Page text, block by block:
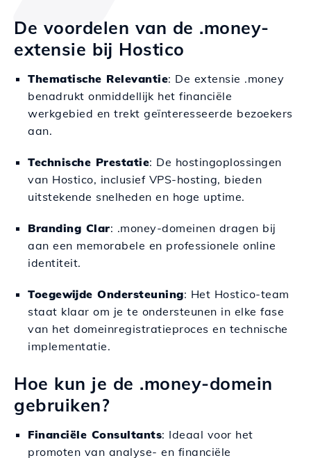
De voordelen van de .money-
extensie bij Hostico
Thematische Relevantie: De extensie .money
benadrukt onmiddellijk het financiële
werkgebied en trekt geïnteresseerde bezoekers
aan.
Technische Prestatie: De hostingoplossingen
van Hostico, inclusief VPS-hosting, bieden
uitstekende snelheden en hoge uptime.
Branding Clar: .money-domeinen dragen bij
aan een memorabele en professionele online
identiteit.
Toegewijde Ondersteuning: Het Hostico-team
staat klaar om je te ondersteunen in elke fase
van het domeinregistratieproces en technische
implementatie.
Hoe kun je de .money-domein
gebruiken?
Financiële Consultants: Ideaal voor het
promoten van analyse- en financiële